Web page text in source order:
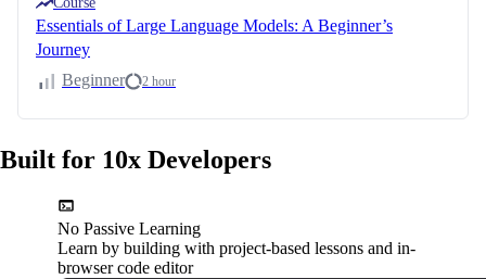
Essentials of Large Language Models: A Beginner’s
Journey
Beginner
2 hour
Built for 10x Developers
No Passive Learning
Learn by building with project-based lessons and in-
browser code editor